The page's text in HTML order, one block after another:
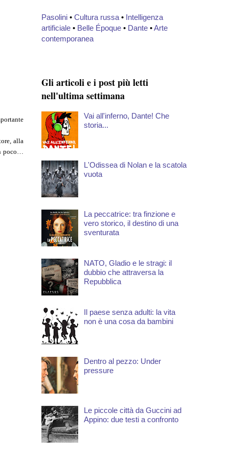
alla
poco…
Pasolini • Cultura russa • Intelligenza
artificiale • Belle Époque • Dante •Arte
contemporanea
Gli articoli e i post più letti
nell'ultima settimana
Vai all'inferno, Dante! Che
storia...
L'Odissea di Nolan e la scatola
vuota
La peccatrice: tra finzione e
vero storico, il destino di una
sventurata
NATO, Gladio e le stragi: il
dubbio che attraversa la
Repubblica
Il paese senza adulti: la vita
non è una cosa da bambini
Dentro al pezzo: Under
pressure
Le piccole città da Guccini ad
Appino: due testi a confronto